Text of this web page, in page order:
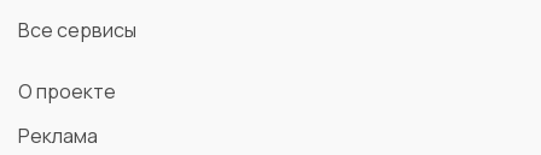
Все сервисы
О проекте
Реклама